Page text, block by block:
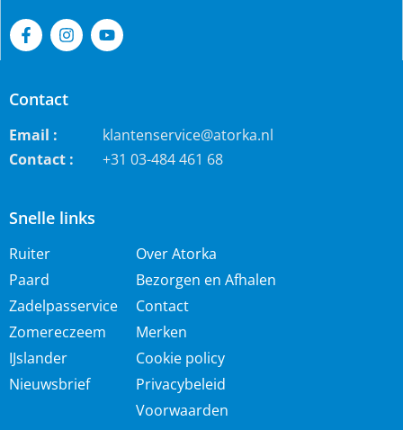
Snelle links
Ruiter
Paard
Zadelpasservice
Zomereczeem
IJslander
Nieuwsbrief
Over Atorka
Bezorgen en Afhalen
Contact
Merken
Cookie policy
Privacybeleid
Voorwaarden
Contact
Email :
klantenservice@atorka.nl
Contact :
+31 03-484 461 68